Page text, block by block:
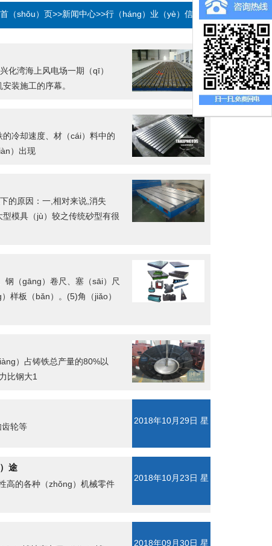
首（shǒu）页>>新闻中心>>行（háng）业（yè）信息
化湾海上风电场一期（qī）
装施工的序幕。
冷却速度、材（cái）料中的
）出现
的原因：一,相对来说,消失
模具（jù）较之传统砂型有很
钢（gāng）卷尺、塞（sāi）尺
样板（bǎn）。(5)角（jiǎo）
）占铸铁总产量的80%以
比钢大1
轮等
2018年10月29日 星
途
高的各种（zhǒng）机械零件
2018年10月23日 星
期二
2018年09月30日 星